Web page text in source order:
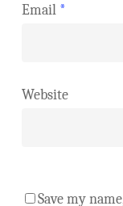
Email *
Website
Save my